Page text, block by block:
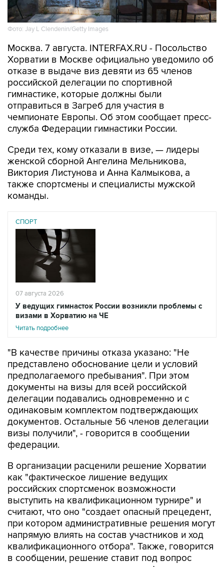
Фото: Jay L Clendenin/Getty Images
Москва. 7 августа. INTERFAX.RU - Посольство
Хорватии в Москве официально уведомило об
отказе в выдаче виз девяти из 65 членов
российской делегации по спортивной
гимнастике, которые должны были
отправиться в Загреб для участия в
чемпионате Европы. Об этом сообщает пресс-
служба Федерации гимнастики России.
Среди тех, кому отказали в визе, — лидеры
женской сборной Ангелина Мельникова,
Виктория Листунова и Анна Калмыкова, а
также спортсмены и специалисты мужской
команды.
СПОРТ
07 августа 2026
У ведущих гимнасток России возникли проблемы с
визами в Хорватию на ЧЕ
Читать подробнее
"В качестве причины отказа указано: "Не
представлено обоснование цели и условий
предполагаемого пребывания". При этом
документы на визы для всей российской
делегации подавались одновременно и с
одинаковым комплектом подтверждающих
документов. Остальные 56 членов делегации
визы получили", - говорится в сообщении
федерации.
В организации расценили решение Хорватии
как "фактическое лишение ведущих
российских спортсменок возможности
выступить на квалификационном турнире" и
считают, что оно "создает опасный прецедент,
при котором административные решения могут
напрямую влиять на состав участников и ход
квалификационного отбора". Также, говорится
в сообщении, решение ставит под вопрос